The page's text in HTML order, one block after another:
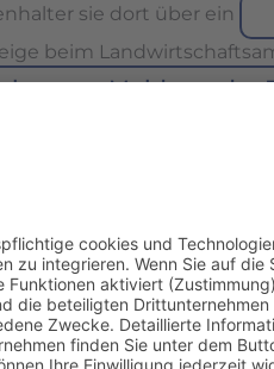
sie dort über ein
beim
zur Meldung der
Amberg
fragt die
erfüllt vorwiegend den